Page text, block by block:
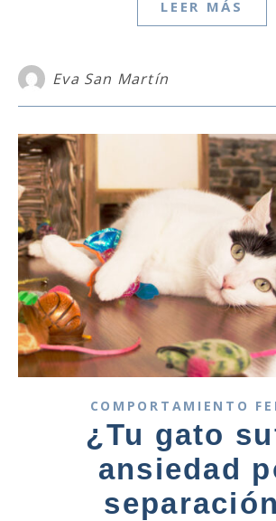
LEER MÁS
Eva San Martín
COMPORTAMIENTO
¿Tu gato
ansiedad